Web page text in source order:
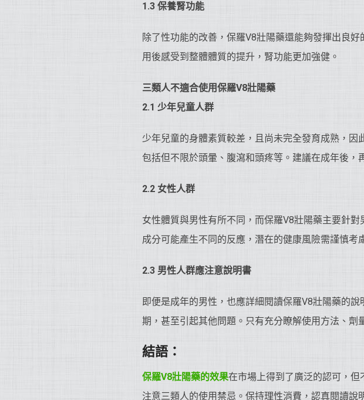
1.3 保養腎功能
除了性功能的改善，保羅V8壯陽藥還能夠發揮出良
用後感受到整體體質的提升，腎功能更加強健。
三類人不適合使用保羅V8壯陽藥
2.1 少年兒童人群
少年兒童的身體素質較差，且尚未完全發育成熟，因
包括但不限於頭暈、腹瀉和頭疼等。建議在成年後，
2.2 女性人群
女性體質與男性有所不同，而保羅V8壯陽藥主要針
成分可能產生不同的反應，潛在的健康風險需謹慎考
2.3 男性人群應注意說明書
即便是成年的男性，也應詳細閱讀保羅V8壯陽藥的
期，甚至引起其他問題。只有充分瞭解使用方法、劑
結語：
保羅V8壯陽藥的效果在市場上得到了廣泛的認可，
注意三類人的使用禁忌。保持理性消費，認真閱讀